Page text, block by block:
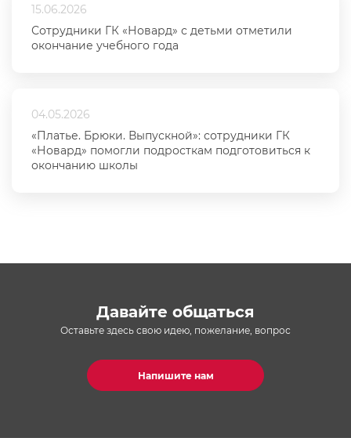
15.06.2026
Сотрудники ГК «Новард» с детьми отметили
окончание учебного года
04.05.2026
«Платье. Брюки. Выпускной»: сотрудники ГК
«Новард» помогли подросткам подготовиться к
окончанию школы
Давайте общаться
Оставьте здесь свою идею, пожелание, вопрос
Напишите нам